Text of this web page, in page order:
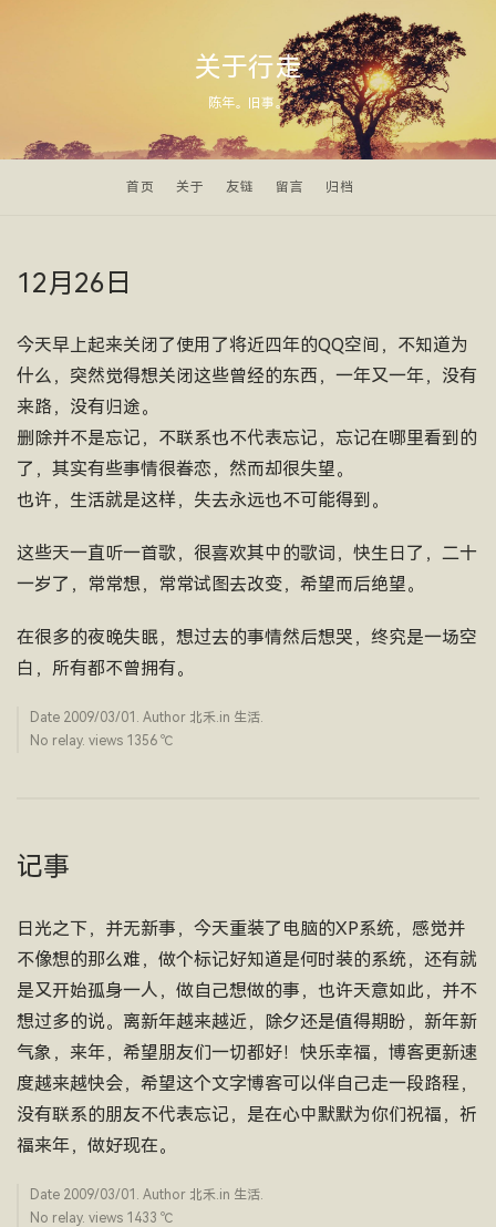
关于行走
陈年。旧事。
首页 关于 友链 留言 归档
12月26日
今天早上起来关闭了使用了将近四年的QQ空间，不知道为
什么，突然觉得想关闭这些曾经的东西，一年又一年，没有
来路，没有归途。
删除并不是忘记，不联系也不代表忘记，忘记在哪里看到的
了，其实有些事情很眷恋，然而却很失望。
也许，生活就是这样，失去永远也不可能得到。
这些天一直听一首歌，很喜欢其中的歌词，快生日了，二十
一岁了，常常想，常常试图去改变，希望而后绝望。
在很多的夜晚失眠，想过去的事情然后想哭，终究是一场空
白，所有都不曾拥有。
Date 2009/03/01 . Author 北禾.in 生活.
No relay. views 1356 ­℃
记事
日光之下，并无新事，今天重装了电脑的XP系统，感觉并
不像想的那么难，做个标记好知道是何时装的系统，还有就
是又开始孤身一人，做自己想做的事，也许天意如此，并不
想过多的说。离新年越来越近，除夕还是值得期盼，新年新
气象，来年，希望朋友们一切都好！快乐幸福，博客更新速
度越来越快会，希望这个文字博客可以伴自己走一段路程，
没有联系的朋友不代表忘记，是在心中默默为你们祝福，祈
福来年，做好现在。
Date 2009/03/01 . Author 北禾.in 生活.
No relay. views 1433 ­℃